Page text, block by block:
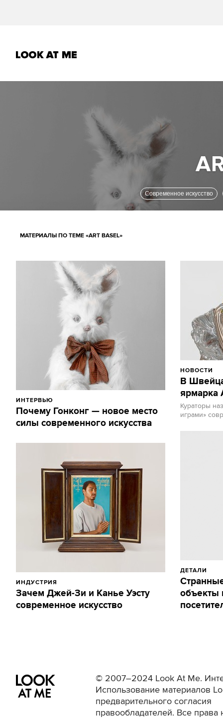
Современное искусство
МАТЕРИАЛЫ ПО ТЕМЕ «ART BASEL»
ИНТЕРВЬЮ
Почему Гонконг — новое место
силы современного искусства
ИНДУСТРИЯ
Зачем Джей-Зи и Канье Уэсту
современное искусство
НОВОСТИ
В
ярмарка
Кураторы
играми»
ДЕТАЛИ
объекты
© 2007–2024 Look At Me.
Использование материалов
предварительного согласия
правообладателей. Все права